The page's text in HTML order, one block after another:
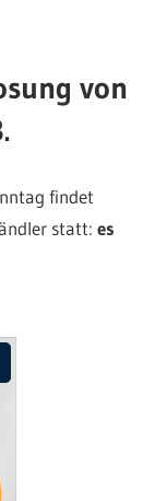
von
findet
statt:es